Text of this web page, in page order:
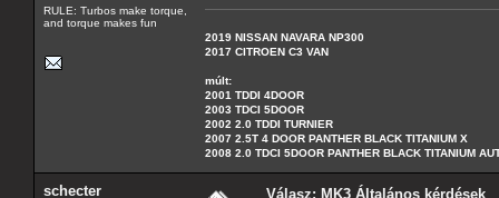
RULE: Turbos make torque,
and torque makes fun
2019 NISSAN NAVARA NP300
2017 CITROEN C3 VAN
múlt:
2001 TDDI 4DOOR
2003 TDCI 5DOOR
2002 2.0 TDDI TURNIER
2007 2.5T 4 DOOR PANTHER BLACK TITANIUM X
2008 2.0 TDCI 5DOOR PANTHER BLACK TITANIUM
schecter Válasz: MK3 Általános kérdések